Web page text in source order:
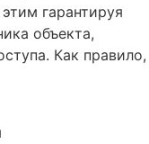
гарантируя
объекта,
Как правило,